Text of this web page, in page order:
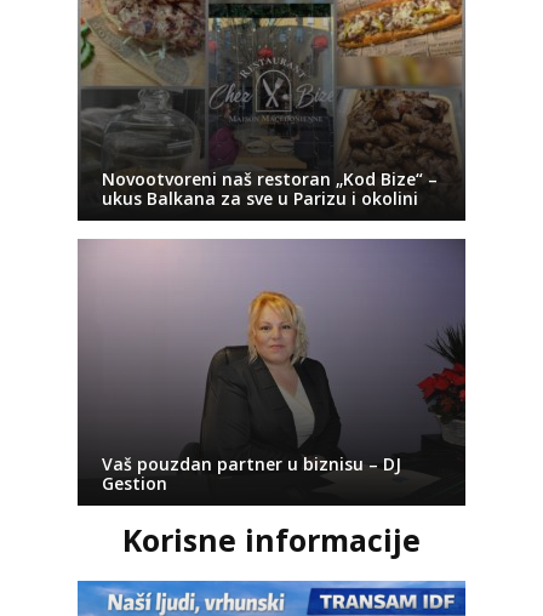
Novootvoreni naš restoran „Kod Bize“ –
ukus Balkana za sve u Parizu i okolini
Vaš pouzdan partner u biznisu – DJ
Gestion
Korisne informacije